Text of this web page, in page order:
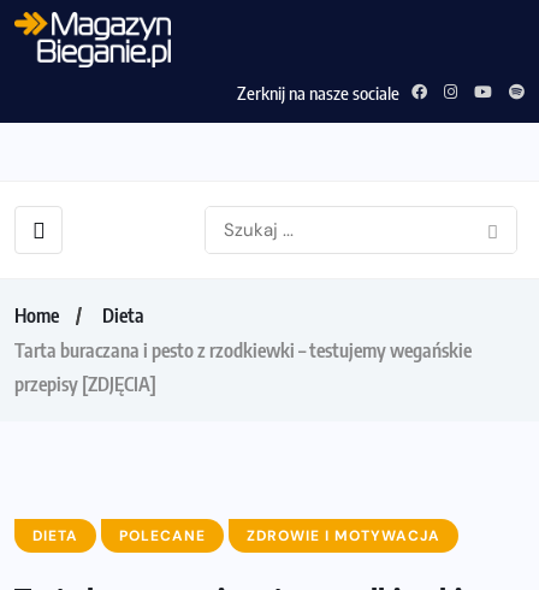
Zerknij na nasze sociale
Home
Dieta
Tarta buraczana i pesto z rzodkiewki – testujemy wegańskie
przepisy [ZDJĘCIA]
DIETA POLECANE ZDROWIE I MOTYWACJA